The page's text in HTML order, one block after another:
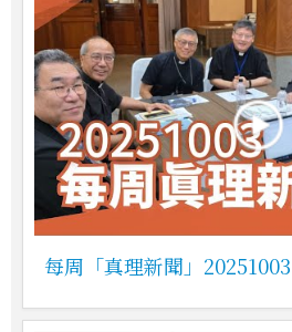
每周「真理新聞」20251003